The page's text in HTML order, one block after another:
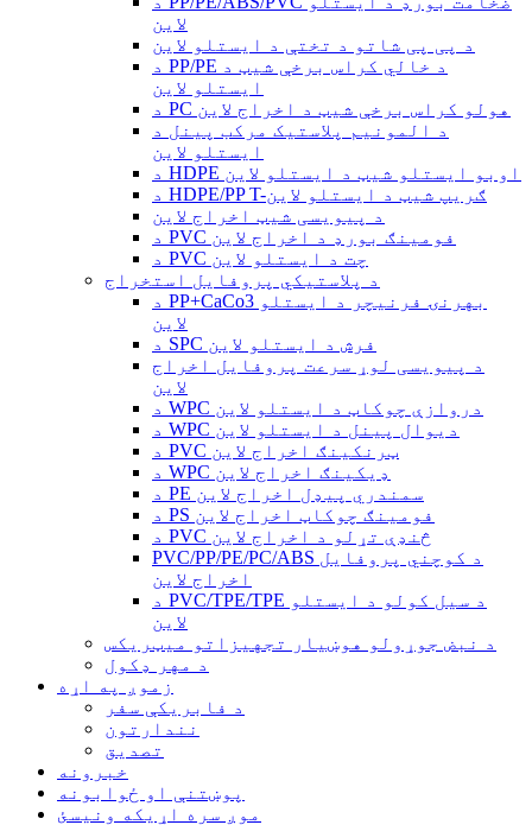
لاین
د پی پی شاتو د تختې د ایستلو لاین
د PP/PE د خالي کراس برخې شیټ د
ایستلو لاین
د PC هولو کراس برخې شیټ د اخراج لاین
د المونیم پلاستیک مرکب پینل د
ایستلو لاین
د HDPE اوبو ایستلو شیټ د ایستلو لاین
د HDPE/PP T-ګریپ شیټ د ایستلو لاین
د پیویسی شیټ اخراج لاین
د PVC فومینګ بورډ د اخراج لاین
د PVC چت د ایستلو لاین
د پلاستيکي پروفایل استخراج
د PP+CaCo3 بهرنۍ فرنیچر د ایستلو
لاین
د SPC فرش د ایستلو لاین
د پیویسی لوړ سرعت پروفایل اخراج
لاین
د WPC دروازې چوکاټ د ایستلو لاین
د WPC دیوال پینل د ایستلو لاین
د PVC ټرنکینګ اخراج لاین
د WPC ډیکینګ اخراج لاین
د PE سمندري پیډل اخراج لاین
د PS فومینګ چوکاټ اخراج لاین
د PVC څنډې تړلو د اخراج لاین
PVC/PP/PE/PC/ABS د کوچني پروفایل
اخراج لاین
د PVC/TPE/TPE د سیل کولو د ایستلو
لاین
د نبض جوړولو هوښیار تجهیزاتو میټریکس
د مهر ډکول
زموږ په اړه
د فابریکې سفر
نندارتون
تصدیق
خبرونه
پوښتنې او ځوابونه
موږ سره اړیکه ونیسئ